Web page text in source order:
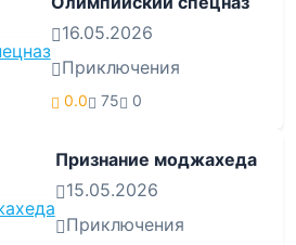
16.05.2026
Приключения
0.0 75 0
Признание моджахеда
15.05.2026
Приключения